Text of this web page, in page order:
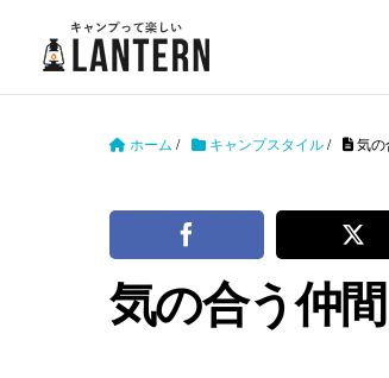
ホーム / キャンプスタイル/ 気の
気の合う仲